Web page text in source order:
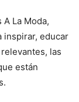
La Moda,
inspirar, educar
las
están